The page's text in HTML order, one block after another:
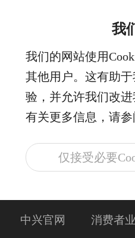
我
我们的网站使用
其他用户。这有助
验，并允许我们改进
有关更多信息，请
仅接受必要
中兴官网 消费者